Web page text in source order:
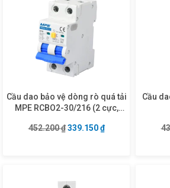
Cầu dao bảo vệ dòng rò quá tải
MPE RCBO2-30/216 (2 cực,
452.200₫ Giá gốc là: 452.200 ₫.
339.150₫Giá hiện tại là:
Cầu